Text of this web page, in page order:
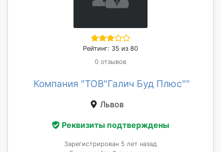
Рейтинг: 35 из 80
0 отзывов
Компания "ТОВ"Галич Буд Плюс""
Львов
Реквизиты подтверждены
Зарегистрирован 5 лет назад